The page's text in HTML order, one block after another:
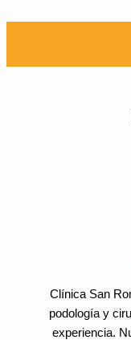
Clínica San
podología y
experiencia.